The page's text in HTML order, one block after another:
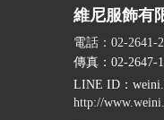
維尼服飾有
電話：02-2641-
傳真：02-2647-
LINE ID ：
http://